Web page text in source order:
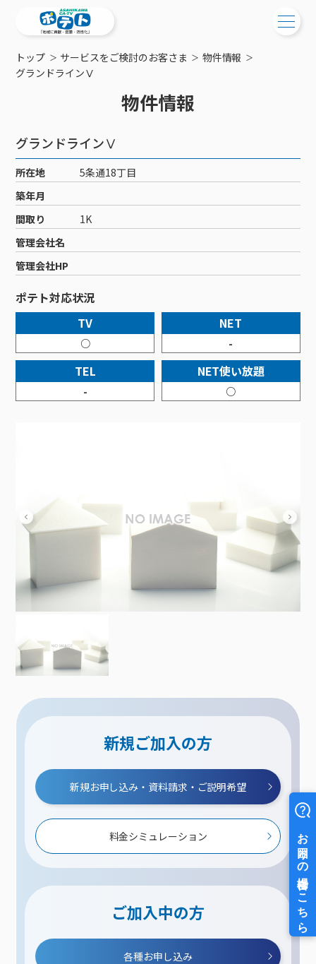
ご検討中の方
工事・配線について
新居をご検討中の方へ
ポテトを導入している集合住宅
物件情報
特典・キャンペーン
おトクな割引サービス
ご加入中の方
ご加入中のサービス確認・変更
WEBメール
サポートサービス
サポートサービストップ
リモートコール
回線速度測定
接続・設定⽅法
訪問サポート＆サポートパックサービス料⾦表
新着情報
メンテナンス・障害情報
ポテトからのプレゼント
イベントカレンダー
講座のご案内
サービス案内
サービス案内
ケーブルテレビ
ケーブルテレビトップ
チャンネル紹介
料⾦プラン
NHK衛星受信料団体⼀括⽀払
機器⼀覧
インターネット
インターネットトップ
料⾦プラン
Wi-Fiサービス
ポテトホーム防犯カメラ
オプションサービス
インターネットギガシェアプラン
固定電話
固定電話トップ
基本料⾦・通話料⾦
オプションサービス
auスマートバリュー
auまとめトーク
ポテトスマートフォントップ
料⾦プラン
機種⼀覧
オプションサービス
でんき
でんきトップ
ポラリンでんき×ポテト
ポテトでんき
暮らしを快適にするサービス
暮らしを快適にするサービストップ
ポテトライフメール
コミチャン
お困りの方はこちら
会社案内
メンテナンス
障害情報
トップ サービスをご検討のお客さま
物件情報
グランドラインⅤ
物件情報
グランドラインⅤ
所在地
5条通18丁目
築年月
間取り
1K
管理会社名
管理会社HP
ポテト対応状況
TV
○
NET
-
TEL
-
NET使い放題
○
新規ご加入の方
新規お申し込み・資料請求・ご説明希望
料金シミュレーション
ご加入中の方
各種お申し込み